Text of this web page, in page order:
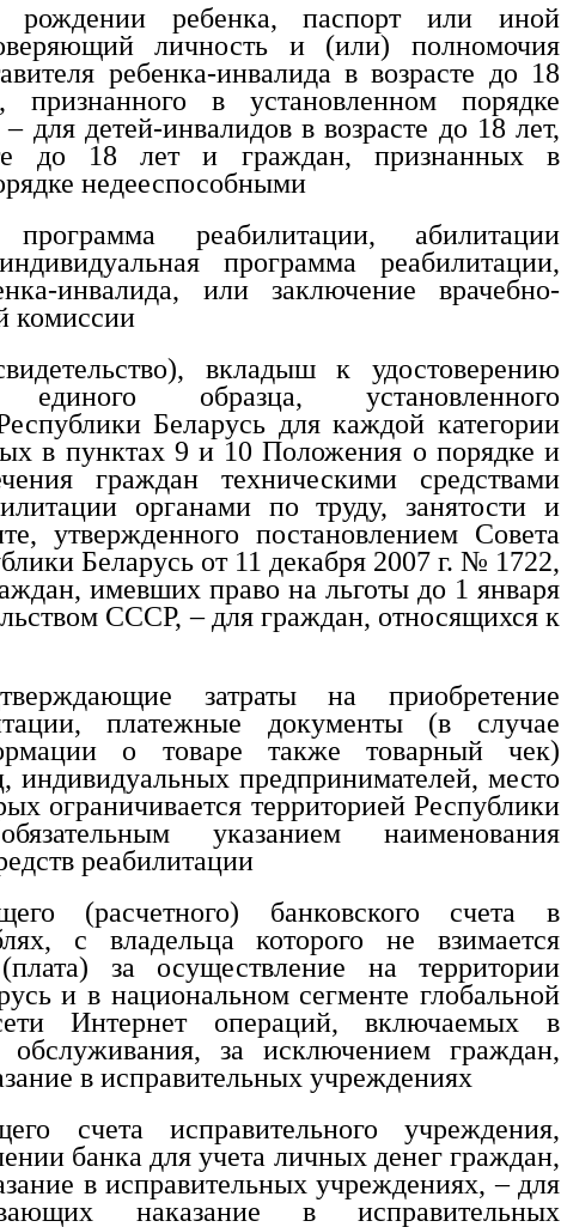
рождении ребенка, паспорт или иной
личность и (или) полномочия
ребенка-инвалида в возрасте до 18
признанного в установленном порядке
для детей-инвалидов в возрасте до 18 лет,
до 18 лет и граждан, признанных в
недееспособными
программа реабилитации, абилитации
программа реабилитации,
инвалида, или заключение врачебно-
комиссии
вкладыш к удостоверению
единого образца, установленного
Беларусь для каждой категории
в пунктах 9 и 10 Положения о порядке и
граждан техническими средствами
органами по труду, занятости и
утвержденного постановлением Совета
Беларусь от 11 декабря 2007 г. № 1722,
имевших право на льготы до 1 января
СССР, – для граждан, относящихся к
затраты на приобретение
платежные документы (в случае
о товаре также товарный чек)
индивидуальных предпринимателей, место
ограничивается территорией Республики
указанием наименования
реабилитации
(расчетного) банковского счета в
с владельца которого не взимается
за осуществление на территории
и в национальном сегменте глобальной
Интернет операций, включаемых в
обслуживания, за исключением граждан,
в исправительных учреждениях
счета исправительного учреждения,
банка для учета личных денег граждан,
в исправительных учреждениях, – для
наказание в исправительных